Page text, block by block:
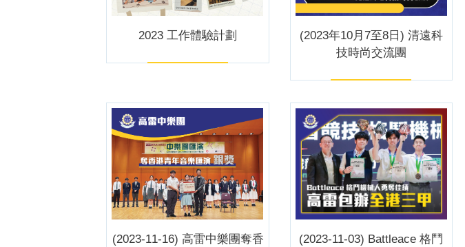
2023 工作體驗計劃
(2023年10月7至8日) 清遠科
技時尚交流團
(2023-11-16) 高雷中樂團奪香
(2023-11-03) Battleace 格鬥